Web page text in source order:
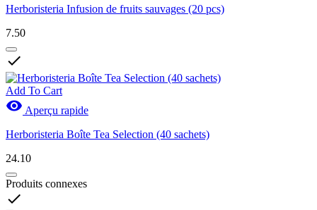
Herboristeria Infusion de fruits sauvages (20 pcs)
7.50

Add To Cart
 Aperçu rapide
Herboristeria Boîte Tea Selection (40 sachets)
24.10
Produits connexes
